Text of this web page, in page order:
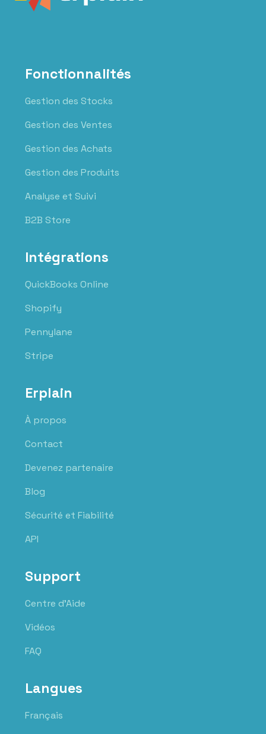
Fonctionnalités
Gestion des Stocks
Gestion des Ventes
Gestion des Achats
Gestion des Produits
Analyse et Suivi
B2B Store
Intégrations
QuickBooks Online
Shopify
Pennylane
Stripe
Erplain
À propos
Contact
Devenez partenaire
Blog
Sécurité et Fiabilité
API
Support
Centre d'Aide
Vidéos
FAQ
Langues
Français